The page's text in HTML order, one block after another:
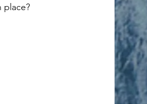
place?